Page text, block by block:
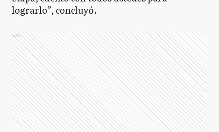
lograrlo”, concluyó.
Ads